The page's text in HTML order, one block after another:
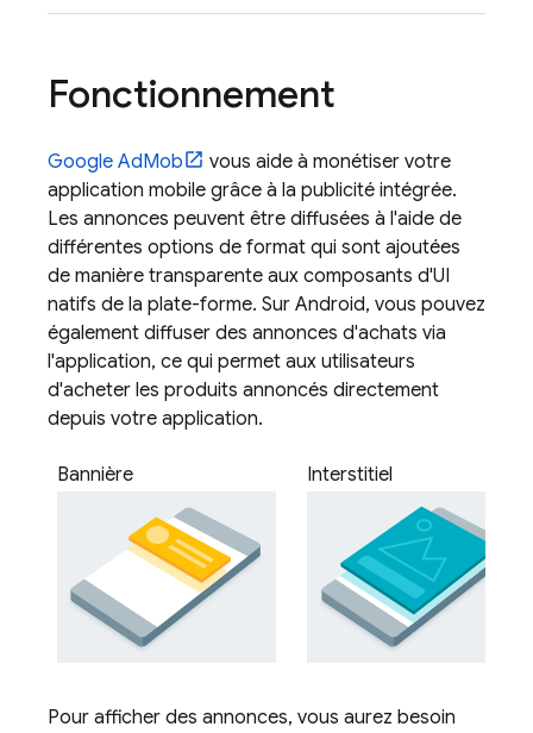
Fonctionnement
Google AdMob
vous aide à monétiser votre
application mobile grâce à la publicité intégrée.
Les annonces peuvent être diffusées à l'aide de
différentes options de format qui sont ajoutées
de manière transparente aux composants d'UI
natifs de la plate-forme. Sur Android, vous pouvez
également diffuser des annonces d'achats via
l'application, ce qui permet aux utilisateurs
d'acheter les produits annoncés directement
depuis votre application.
Bannière Interstitiel
Pour afficher des annonces, vous aurez besoin